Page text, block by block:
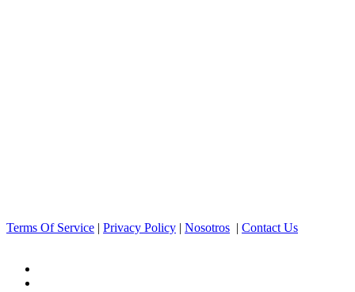
Terms Of Service | Privacy Policy | Nosotros | Contact Us